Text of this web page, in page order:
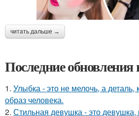
читать дальше →
Последние обновления
1. Улыбка - это не мелочь, а деталь,
образ человека.
2. Стильная девушка - это девушка,